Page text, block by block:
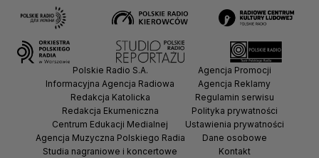
Polskie Radio S.A.
Informacyjna Agencja Radiowa
Redakcja Katolicka
Redakcja Ekumeniczna
Centrum Edukacji Medialnej
Agencja Muzyczna Polskiego Radia
Studia nagraniowe i koncertowe
Agencja Promocji
Agencja Reklamy
Regulamin serwisu
Polityka prywatności
Ustawienia prywatności
Dane osobowe
Kontakt